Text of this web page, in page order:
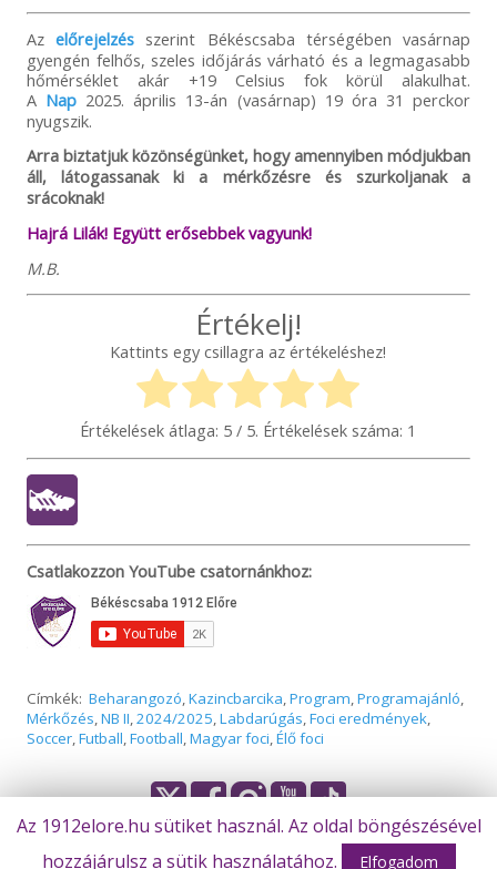
Azelőrejelzés szerint Békéscsaba térségében vasárnap
gyengén felhős, szeles időjárás várható és a legmagasabb
hőmérséklet akár +19 Celsius fok körül alakulhat.
A Nap 2025. április 13-án (vasárnap) 19 óra 31 perckor
nyugszik.
Arra biztatjuk közönségünket, hogy amennyiben módjukban
áll, látogassanak ki a mérkőzésre és szurkoljanak a
srácoknak!
Hajrá Lilák! Együtt erősebbek vagyunk!
M.B.
Értékelj!
Kattints egy csillagra az értékeléshez!
Értékelések átlaga: 5 / 5. Értékelések száma: 1
Csatlakozzon YouTube csatornánkhoz:
Címkék: Beharangozó,Kazincbarcika,Program,Programajánló,
Mérkőzés,NB II,2024/2025,Labdarúgás,Foci eredmények,
Soccer,Futball,Football,Magyar foci,Élő foci
© Békéscsaba 1912 Előre Futball Zrt.
Az 1912elore.hu sütiket használ. Az oldal böngészésével
hozzájárulsz a sütik használatához.
Elfogadom